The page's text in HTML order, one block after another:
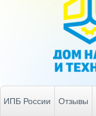
ИПБ России Отзывы